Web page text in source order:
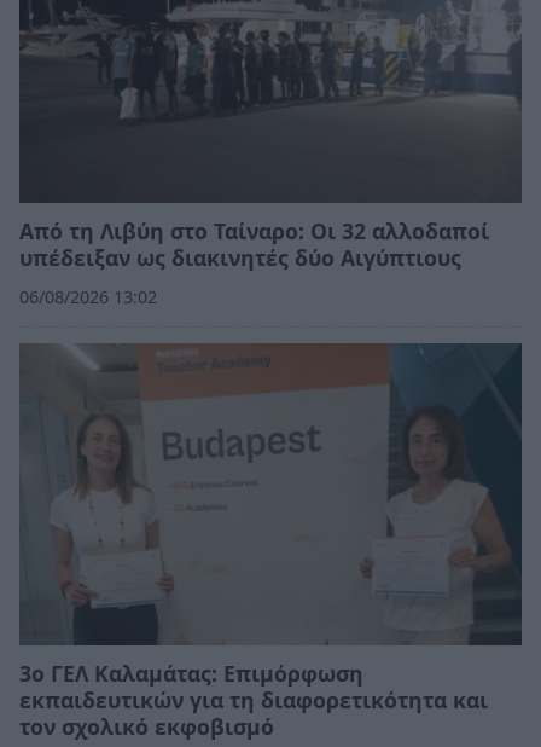
Από τη Λιβύη στο Ταίναρο: Οι 32 αλλοδαποί
υπέδειξαν ως διακινητές δύο Αιγύπτιους
06/08/2026 13:02
3ο ΓΕΛ Καλαμάτας: Επιμόρφωση
εκπαιδευτικών για τη διαφορετικότητα και
τον σχολικό εκφοβισμό